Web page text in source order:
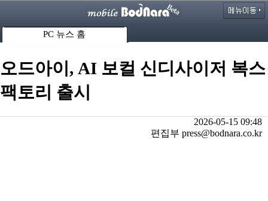
PC 뉴스 홈
오드아이, AI 보컬 신디사이저 복스
팩토리 출시
2026-05-15 09:48
편집부 press@bodnara.co.kr